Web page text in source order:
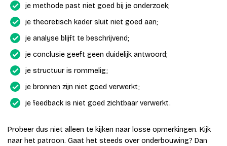
je methode past niet goed bij je onderzoek;
je theoretisch kader sluit niet goed aan;
je analyse blijft te beschrijvend;
je conclusie geeft geen duidelijk antwoord;
je structuur is rommelig;
je bronnen zijn niet goed verwerkt;
je feedback is niet goed zichtbaar verwerkt.
Probeer dus niet alleen te kijken naar losse opmerkingen. Kijk
naar het patroon. Gaat het steeds over onderbouwing? Dan